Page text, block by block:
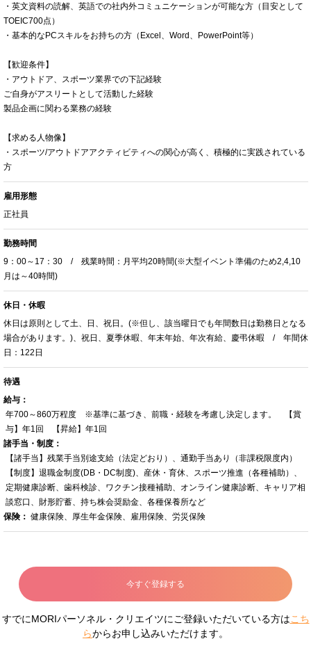
・英文資料の読解、英語での社内外コミュニケーションが可能な方（目安として
TOEIC700点）
・基本的なPCスキルをお持ちの方（Excel、Word、PowerPoint等）
【歓迎条件】
・アウトドア、スポーツ業界での下記経験
ご自身がアスリートとして活動した経験
製品企画に関わる業務の経験
【求める人物像】
・スポーツ/アウトドアアクティビティへの関心が高く、積極的に実践されている
方
雇用形態
正社員
勤務時間
9：00～17：30 / 残業時間：月平均20時間(※大型イベント準備のため2,4,10
月は～40時間)
休日・休暇
休日は原則として土、日、祝日。(※但し、該当曜日でも年間数日は勤務日となる
場合があります。)、祝日、夏季休暇、年末年始、年次有給、慶弔休暇 / 年間休
日：122日
待遇
給与：
年700～860万程度 ※基準に基づき、前職・経験を考慮し決定します。 【賞
与】年1回 【昇給】年1回
諸手当・制度：
【諸手当】残業手当別途支給（法定どおり）、通勤手当あり（非課税限度内）
【制度】退職金制度(DB・DC制度)、産休・育休、スポーツ推進（各種補助）、
定期健康診断、歯科検診、ワクチン接種補助、オンライン健康診断、キャリア相
談窓口、財形貯蓄、持ち株会奨励金、各種保養所など
保険： 健康保険、厚生年金保険、雇用保険、労災保険
今すぐ登録する
すでにMORIパーソネル・クリエイツにご登録いただいている方はこち
らからお申し込みいただけます。